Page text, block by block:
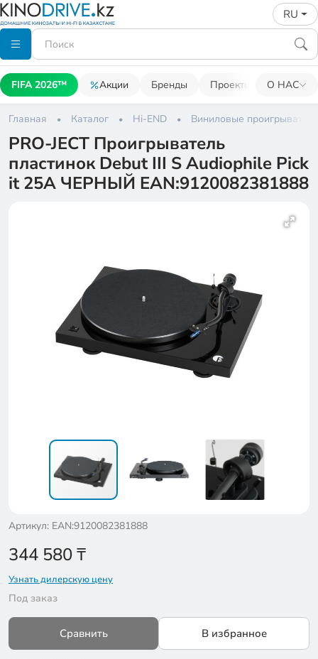
RU
FIFA 2026™ Акции Бренды Проекторы О НАС
Главная Каталог Hi-END Виниловые
PRO-JECT Проигрыватель
пластинок Debut III S Audiophile Pick
it 25A ЧЕРНЫЙ EAN:9120082381888
Артикул: EAN:9120082381888
344 580₸
Узнать дилерскую цену
Под заказ
Сравнить В избранное